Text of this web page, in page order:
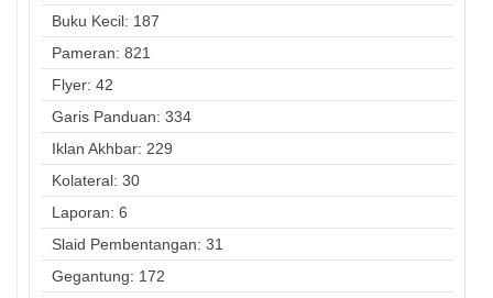
Buku Kecil: 187
Pameran: 821
Flyer: 42
Garis Panduan: 334
Iklan Akhbar: 229
Kolateral: 30
Laporan: 6
Slaid Pembentangan: 31
Gegantung: 172